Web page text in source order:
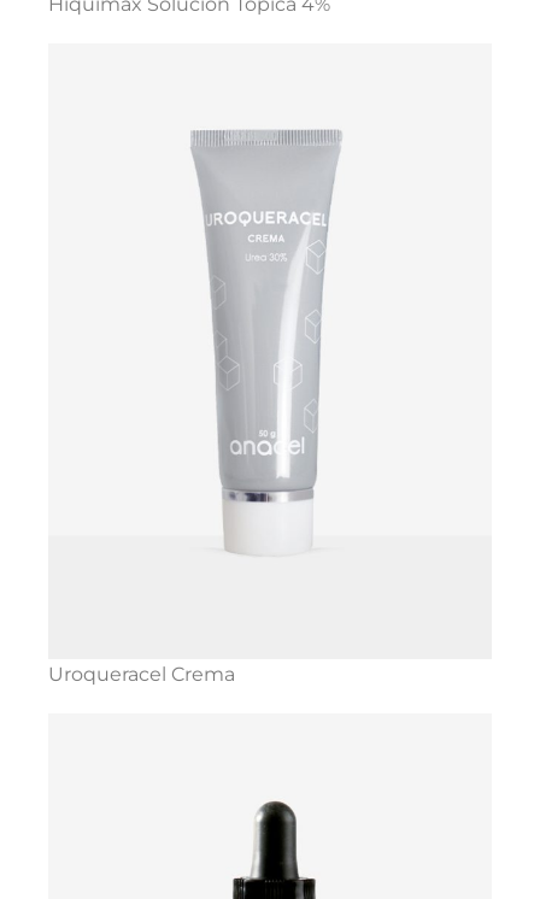
Hiquimax Solución Tópica 4%
Uroqueracel Crema